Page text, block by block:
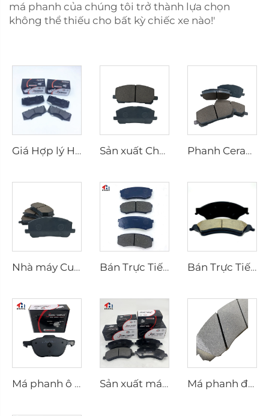
má phanh của chúng tôi trở thành lựa chọn
không thể thiếu cho bất kỳ chiếc xe nào!'
Giá Hợp lý Hệ thống Đệm phanh Gốm Carbon Tốt nhất cho Xe Hơi đang Bán 04465-OK240 cho Toyota Đệm phanh Ô tô Sản xuất Chuyên nghiệp Đệm phanh Gốm cho Xe hơi Giá Rẻ Hợp lý 04465-48030 cho Toyota Đệm phanh Kim loại Phanh Ceramic và Carbon Fiber bán chạy nhất Ngành Công Nghiệp Trung Quốc Bán Sỉ Lót Phanh 04465-48030 cho Phanh Toyota
Nhà máy Cung cấp Lót phanh Ceramic Ô tô Giá sỉ Rẻ cho Toyota Wearever Lót Phanh Mã 04465-48030 Bán Trực Tiếp Từ Nhà Máy Hệ Thống Phanh Phụ Tùng Ô Tô Trung Quốc cho Đệm Phanh Toyota 04466-60020 Đệm Phanh Gốm Bán Trực Tiếp Từ Nhà Máy Hệ Thống Phụ Tùng Ô Tô Đệm Phanh Nhà Sản Xuất cho Đệm Phanh Ford D1676 Đệm Phanh brembo
Má phanh ô tô dự phòng D1044-7947 cho má phanh trước Mazda ford Sản xuất má phanh Trung Quốc Bán kim loại Má phanh chất lượng tốt nhất Má phanh trước cho xe Ford Má phanh đĩa Má phanh 58101-4HA00 Phụ tùng ô tô Má phanh cho Hyundai cho Kia Trục trước